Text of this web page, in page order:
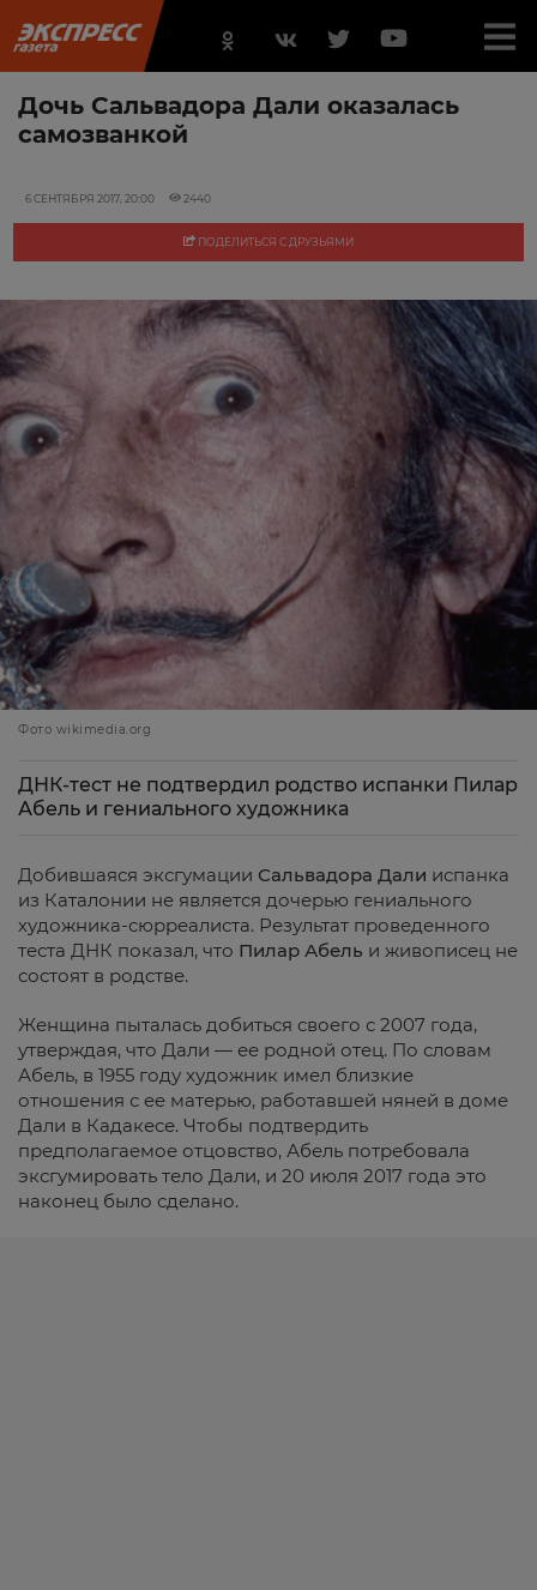
Дочь Сальвадора Дали оказалась
самозванкой
6 СЕНТЯБРЯ 2017, 20:00 2440
ПОДЕЛИТЬСЯ С ДРУЗЬЯМИ
Фото wikimedia.org
ДНК-тест не подтвердил родство испанки Пилар
Абель и гениального художника
Добившаяся эксгумации Сальвадора Дали испанка
из Каталонии не является дочерью гениального
художника-сюрреалиста. Результат проведенного
теста ДНК показал, что Пилар Абель и живописец не
состоят в родстве.
Женщина пыталась добиться своего с 2007 года,
утверждая, что Дали — ее родной отец. По словам
Абель, в 1955 году художник имел близкие
отношения с ее матерью, работавшей няней в доме
Дали в Кадакесе. Чтобы подтвердить
предполагаемое отцовство, Абель потребовала
эксгумировать тело Дали, и 20 июля 2017 года это
наконец было сделано.